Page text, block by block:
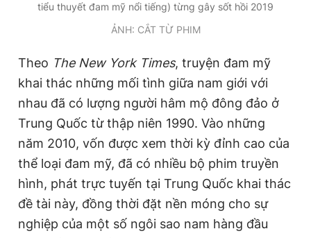
tiểu thuyết đam mỹ nổi tiếng) từng gây sốt hồi 2019
ẢNH: CẮT TỪ PHIM
Theo The New York Times, truyện đam mỹ
khai thác những mối tình giữa nam giới với
nhau đã có lượng người hâm mộ đông đảo ở
Trung Quốc từ thập niên 1990. Vào những
năm 2010, vốn được xem thời kỳ đỉnh cao của
thể loại đam mỹ, đã có nhiều bộ phim truyền
hình, phát trực tuyến tại Trung Quốc khai thác
đề tài này, đồng thời đặt nền móng cho sự
nghiệp của một số ngôi sao nam hàng đầu